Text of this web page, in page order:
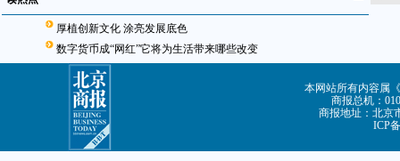
厚植创新文化 涂亮发展底色
数字货币成“网红”它将为生活带来哪些改变
本网站所有内容属
商报总机：
商报地址：北京
ICP